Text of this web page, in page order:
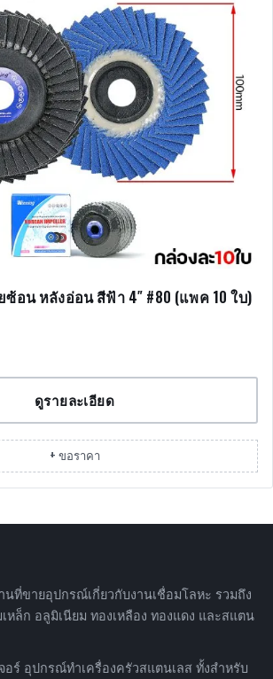
ยซ้อน หลังอ่อน สีฟ้า 4″ #80 (แพค 10 ใบ)
ดูรายละเอียด
+ ขอราคา
นที่ขายอุปกรณ์เกี่ยวกับงานเชื่อมโลหะ รวมถึง
หล็ก อลูมิเนียม ทองเหลือง ทองแดง และสแตน
ร์ อุปกรณ์ทำเครื่องครัวสแตนเลส ทั้งสำหรับ